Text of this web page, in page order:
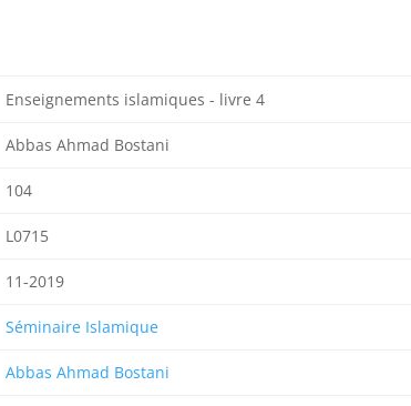
Enseignements islamiques - livre 4
Abbas Ahmad Bostani
104
L0715
11-2019
Séminaire Islamique
Abbas Ahmad Bostani